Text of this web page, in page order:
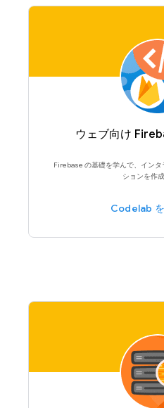
ウェブ向け
Firebase の基礎を学んで、イン
ションを作
Codelab